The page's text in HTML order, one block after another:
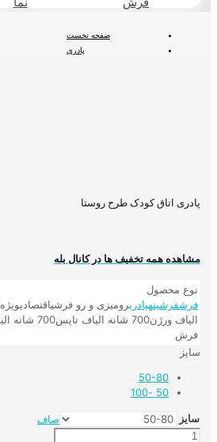
صفحه نخست
پادری
پادری اتاق کودک طرح روستا
مشاهده همه تخفیف ها در کانال بله
نوع محصول
فرشفرشینهپادریرومیزی و رو فرشیاقتصادیویژه
الیاف ورژن700 شانه الیاف تاپس 700 شانه الیاف اکرولیک
فرش
سایز
50-80
50 -100
سایز
صاف
پادری